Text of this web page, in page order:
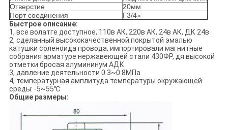
Отверстие
20мм
Порт соединения
Г3/4»
Быстрое описание:
1, все волатге доступное, 110в АК, 220в АК, 24в АК, ДК 24в
2, сделанный высококачественной покрытой эмалью
катушки соленоида провода, импортировали магнитные
собрания арматуре нержавеющей стали 430ФР, дя высокой
отметки бросая алумининум АДК
3, давление деятельности 0.3~0.8МПа
4, температурная амплитуда температуры окружающей
среды: -5~55℃
Общие размеры: